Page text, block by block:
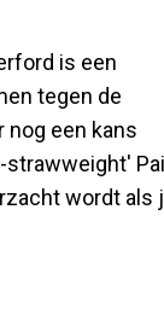
is een
tegen de
nog een kans
strawweight'
wordt als